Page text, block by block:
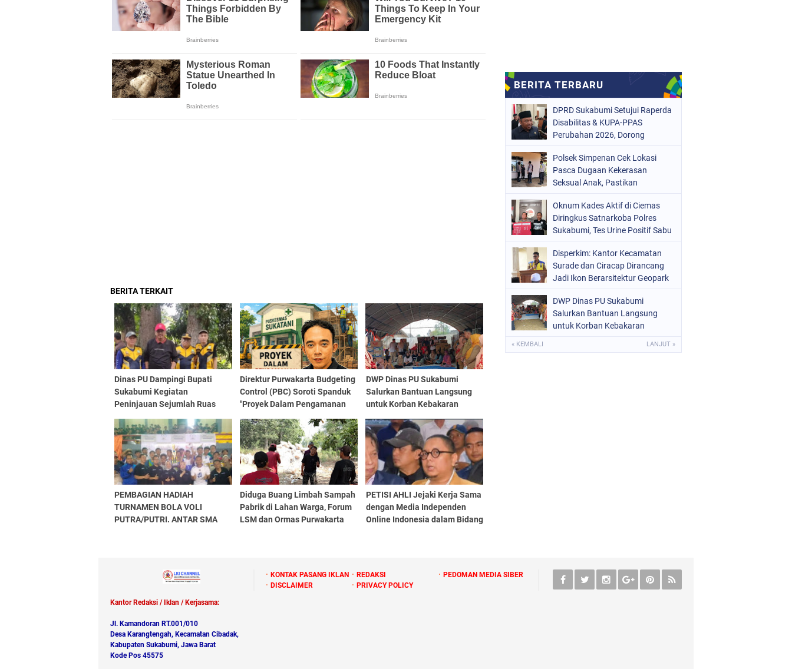
BERITA TERKAIT
Dinas PU Dampingi Bupati
Sukabumi Kegiatan
Peninjauan Sejumlah Ruas
Sukabumi
Direktur Purwakarta Budgeting
Control (PBC) Soroti Spanduk
"Proyek Dalam Pengamanan
Puskesmas Sukatani
DWP Dinas PU Sukabumi
Salurkan Bantuan Langsung
untuk Korban Kebakaran
PEMBAGIAN HADIAH
TURNAMEN BOLA VOLI
PUTRA/PUTRI. ANTAR SMA
Diduga Buang Limbah Sampah
Pabrik di Lahan Warga, Forum
LSM dan Ormas Purwakarta
PETISI AHLI Jejaki Kerja Sama
dengan Media Independen
Online Indonesia dalam Bidang
DPRD Sukabumi Setujui Raperda
Disabilitas & KUPA-PPAS
Perubahan 2026, Dorong
Polsek Simpenan Cek Lokasi
Pasca Dugaan Kekerasan
Seksual Anak, Pastikan
Oknum Kades Aktif di Ciemas
Diringkus Satnarkoba Polres
Sukabumi, Tes Urine Positif Sabu
Disperkim: Kantor Kecamatan
Surade dan Ciracap Dirancang
Jadi Ikon Berarsitektur Geopark
DWP Dinas PU Sukabumi
Salurkan Bantuan Langsung
untuk Korban Kebakaran
« KEMBALI LANJUT »
Kantor Redaksi / Iklan / Kerjasama:
Jl. Kamandoran RT.001/010
Desa Karangtengah, Kecamatan Cibadak,
Kabupaten Sukabumi, Jawa Barat
Kode Pos 45575
KONTAK PASANG IKLAN REDAKSI
PEDOMAN MEDIA SIBER
DISCLAIMER
PRIVACY POLICY